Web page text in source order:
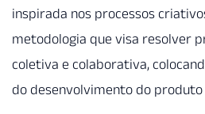
inspirada nos processos
metodologia que visa resolver
coletiva e colaborativa,
do desenvolvimento do produto